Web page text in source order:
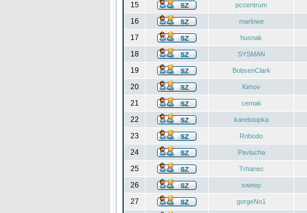
15
pccentrum
16
marlowe
17
husnak
18
SYSMAN
19
BobsenClark
20
Kimov
21
cemak
22
karelstupka
23
Robodo
24
Pavlucha
25
Trhanec
26
sweep
27
gorgeNo1